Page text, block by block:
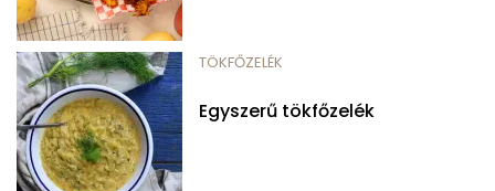
TÖKFŐZELÉK
Egyszerű tökfőzelék